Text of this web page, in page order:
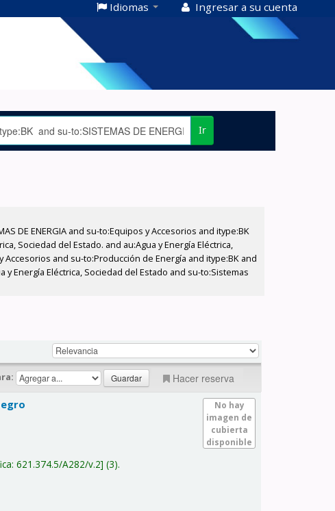
Idiomas Ingresar a su cuenta
Ir
DE ENERGIA and su-to:Equipos y Accesorios and itype:BK
Sociedad del Estado. and au:Agua y Energía Eléctrica,
and su-to:Producción de Energía and itype:BK and
Energía Eléctrica, Sociedad del Estado and su-to:Sistemas
Hacer reserva
No hay
imagen de
cubierta
disponible
621.374.5/A282/v.2 (3).